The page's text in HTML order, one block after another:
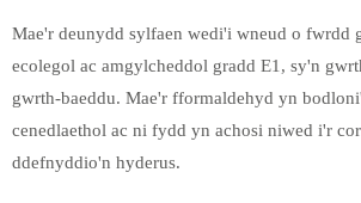
Mae'r deunydd sylfaen wedi'i wneud o fwrdd
ecolegol ac amgylcheddol gradd E1, sy'n
gwrth-baeddu. Mae'r fformaldehyd yn
cenedlaethol ac ni fydd yn achosi niwed i'r
ddefnyddio'n hyderus.